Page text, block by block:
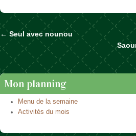
Naviguer dans les
←Seul avec nounou
Mon planning
Menu de la semaine
Activités du mois